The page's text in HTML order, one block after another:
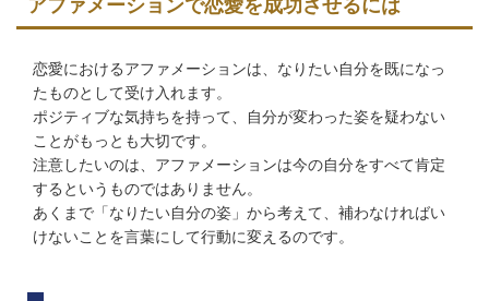
アファメーションで恋愛を成功させるには
恋愛におけるアファメーションは、なりたい自分を既になっ
たものとして受け入れます。
ポジティブな気持ちを持って、自分が変わった姿を疑わない
ことがもっとも大切です。
注意したいのは、アファメーションは今の自分をすべて肯定
するというものではありません。
あくまで「なりたい自分の姿」から考えて、補わなければい
けないことを言葉にして行動に変えるのです。